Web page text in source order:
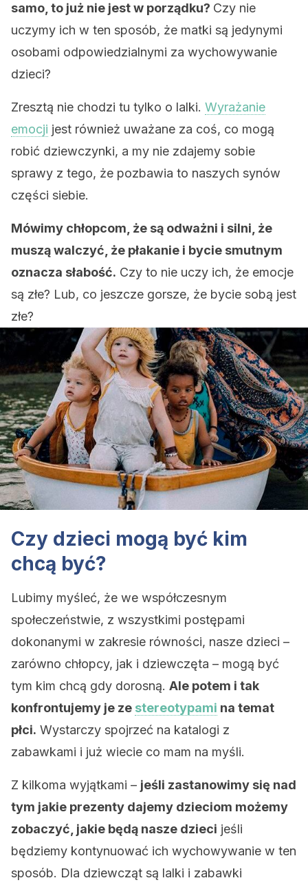
samo, to już nie jest w porządku? Czy nie
uczymy ich w ten sposób, że matki są jedynymi
osobami odpowiedzialnymi za wychowywanie
dzieci?
Zresztą nie chodzi tu tylko o lalki. Wyrażanie
emocji jest również uważane za coś, co mogą
robić dziewczynki, a my nie zdajemy sobie
sprawy z tego, że pozbawia to naszych synów
części siebie.
Mówimy chłopcom, że są odważni i silni, że
muszą walczyć, że płakanie i bycie smutnym
oznacza słabość. Czy to nie uczy ich, że emocje
są złe? Lub, co jeszcze gorsze, że bycie sobą jest
złe?
Czy dzieci mogą być kim
chcą być?
Lubimy myśleć, że we współczesnym
społeczeństwie, z wszystkimi postępami
dokonanymi w zakresie równości, nasze dzieci –
zarówno chłopcy, jak i dziewczęta – mogą być
tym kim chcą gdy dorosną. Ale potem i tak
konfrontujemy je ze stereotypami na temat
płci. Wystarczy spojrzeć na katalogi z
zabawkami i już wiecie co mam na myśli.
Z kilkoma wyjątkami – jeśli zastanowimy się nad
tym jakie prezenty dajemy dzieciom możemy
zobaczyć, jakie będą nasze dzieci jeśli
będziemy kontynuować ich wychowywanie w ten
sposób. Dla dziewcząt są lalki i zabawki